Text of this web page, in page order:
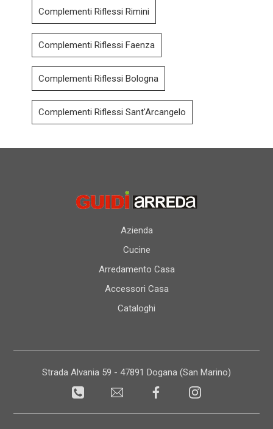
Complementi Riflessi Rimini
Complementi Riflessi Faenza
Complementi Riflessi Bologna
Complementi Riflessi Sant'Arcangelo
Azienda
Cucine
Arredamento Casa
Accessori Casa
Cataloghi
Strada Alvania 59 - 47891 Dogana (San Marino)